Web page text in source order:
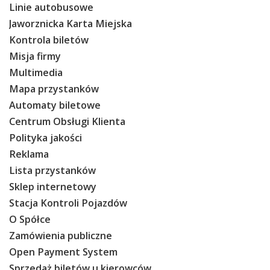
Linie autobusowe
Jaworznicka Karta Miejska
Kontrola biletów
Misja firmy
Multimedia
Mapa przystanków
Automaty biletowe
Centrum Obsługi Klienta
Polityka jakości
Reklama
Lista przystanków
Sklep internetowy
Stacja Kontroli Pojazdów
O Spółce
Zamówienia publiczne
Open Payment System